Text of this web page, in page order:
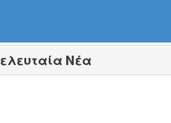
Νέα